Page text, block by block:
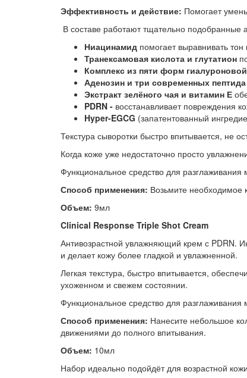
Эффективность и действие: Помогает
В составе работают тщательно подобранные
Ниацинамид помогает выравнивать
Транексамовая кислота и глутатион
Комплекс из пяти форм
Аденозин и три современных пептида
Экстракт зелёного чая и витамин Е
PDRN - восстанавливает повреждения
Hyper-EGCG (запатентованный
Текстура сыворотки быстро впитывается, не
Когда коже уже недостаточно просто
Функциональное средство для
Способ применения: Возьмите необходимое
Объем: 9мл
Clinical Response Triple Shot Cream
Антивозрастной увлажняющий крем с PDRN.
и делает кожу более гладкой и увлажненной.
Легкая текстура, быстро впитывается,
ухоженном и свежем состоянии.
Функциональное средство для
Способ применения: Нанесите небольшое
движениями до полного впитывания.
Объем: 10мл
Набор идеально подойдёт для возрастной